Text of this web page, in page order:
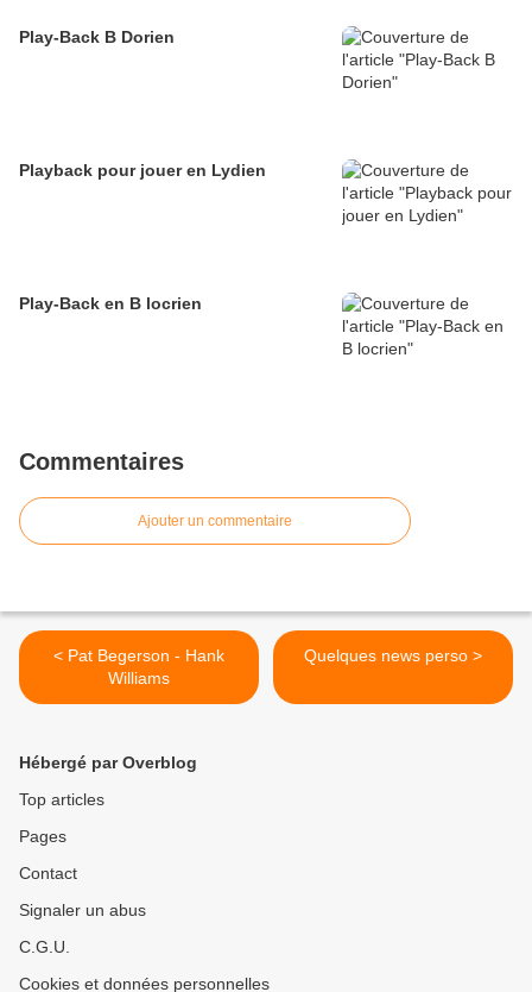
Play-Back B Dorien
Playback pour jouer en Lydien
Play-Back en B locrien
Commentaires
Ajouter un commentaire
< Pat Begerson - Hank
Williams
Quelques news perso >
Hébergé par Overblog
Top articles
Pages
Contact
Signaler un abus
C.G.U.
Cookies et données personnelles